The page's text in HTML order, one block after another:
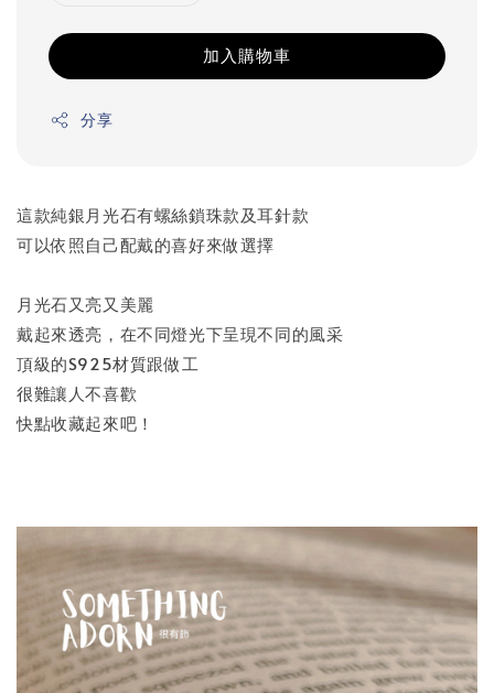
加入購物車
分享
這款純銀月光石有螺絲鎖珠款及耳針款
可以依照自己配戴的喜好來做選擇
月光石又亮又美麗
戴起來透亮，在不同燈光下呈現不同的風采
頂級的S925材質跟做工
很難讓人不喜歡
快點收藏起來吧！